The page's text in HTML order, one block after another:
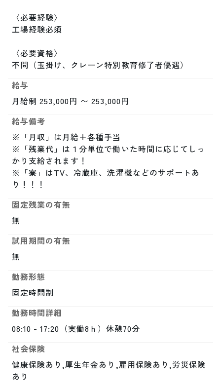
〈必要経験〉
工場経験必須
〈必要資格〉
不問（玉掛け、クレーン特別教育修了者優遇）
給与
月給制 253,000円 〜 253,000円
給与備考
※「月収」は月給＋各種手当
※「残業代」は１分単位で働いた時間に応じてしっ
かり支給されます！
※「寮」はTV、冷蔵庫、洗濯機などのサポートあ
り！！！
固定残業の有無
無
試用期間の有無
無
勤務形態
固定時間制
勤務時間詳細
08:10 - 17:20（実働8ｈ）休憩70分
社会保険
健康保険あり,厚生年金あり,雇用保険あり,労災保険
あり